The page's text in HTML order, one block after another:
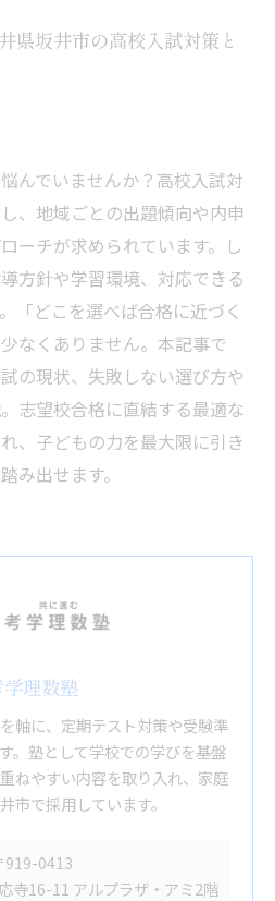
県坂井市の高校入試対策と
んでいませんか？高校入試対
、地域ごとの出題傾向や内申
ーチが求められています。し
方針や学習環境、対応できる
「どこを選べば合格に近づく
なくありません。本記事で
の現状、失敗しない選び方や
志望校合格に直結する最適な
、子どもの力を最大限に引き
み出せます。
学理数塾
軸に、定期テスト対策や受験準
。塾として学校での学びを基盤
ねやすい内容を取り入れ、家庭
市で採用しています。
919-0413
寺16-11 アルプラザ・アミ2階